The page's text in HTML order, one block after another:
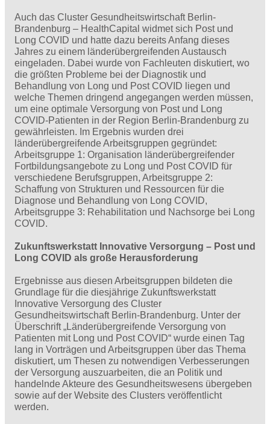
Auch das Cluster Gesundheitswirtschaft Berlin-
Brandenburg – HealthCapital widmet sich Post und
Long COVID und hatte dazu bereits Anfang dieses
Jahres zu einem länderübergreifenden Austausch
eingeladen. Dabei wurde von Fachleuten diskutiert, wo
die größten Probleme bei der Diagnostik und
Behandlung von Long und Post COVID liegen und
welche Themen dringend angegangen werden müssen,
um eine optimale Versorgung von Post und Long
COVID-Patienten in der Region Berlin-Brandenburg zu
gewährleisten. Im Ergebnis wurden drei
länderübergreifende Arbeitsgruppen gegründet:
Arbeitsgruppe 1: Organisation länderübergreifender
Fortbildungsangebote zu Long und Post COVID für
verschiedene Berufsgruppen, Arbeitsgruppe 2:
Schaffung von Strukturen und Ressourcen für die
Diagnose und Behandlung von Long COVID,
Arbeitsgruppe 3: Rehabilitation und Nachsorge bei Long
COVID.
Zukunftswerkstatt Innovative Versorgung – Post und
Long COVID als große Herausforderung
Ergebnisse aus diesen Arbeitsgruppen bildeten die
Grundlage für die diesjährige Zukunftswerkstatt
Innovative Versorgung des Cluster
Gesundheitswirtschaft Berlin-Brandenburg. Unter der
Überschrift „Länderübergreifende Versorgung von
Patienten mit Long und Post COVID“ wurde einen Tag
lang in Vorträgen und Arbeitsgruppen über das Thema
diskutiert, um Thesen zu notwendigen Verbesserungen
der Versorgung auszuarbeiten, die an Politik und
handelnde Akteure des Gesundheitswesens übergeben
sowie auf der Website des Clusters veröffentlicht
werden.